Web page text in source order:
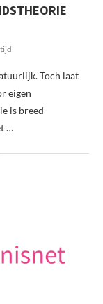
Toch laat
eigen
is breed
…